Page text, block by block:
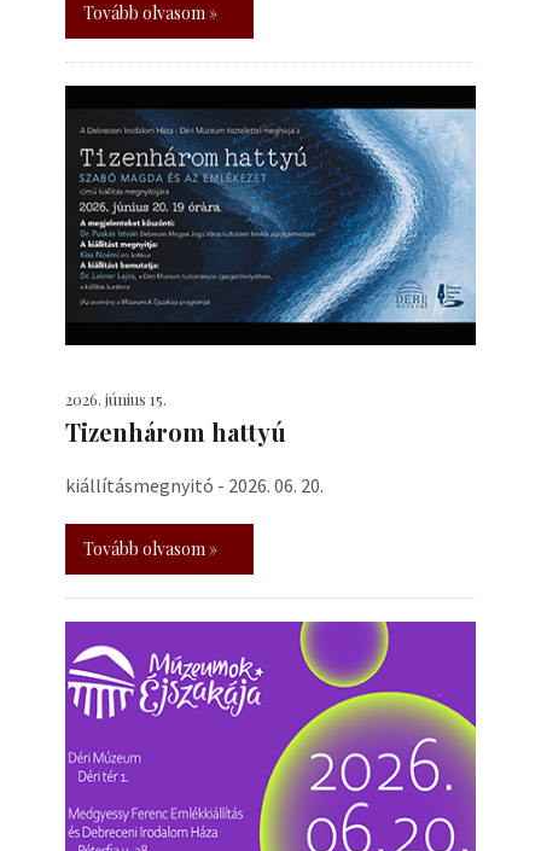
Tovább olvasom »
2026. június 15.
Tizenhárom hattyú
kiállításmegnyitó - 2026. 06. 20.
Tovább olvasom »